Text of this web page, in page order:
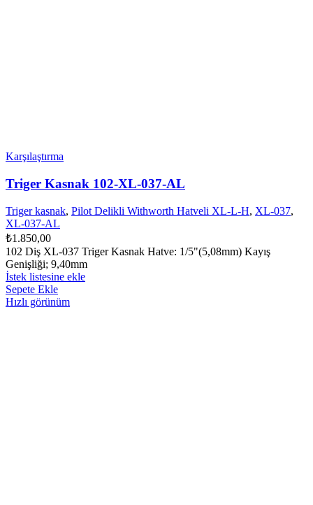
Karşılaştırma
Triger Kasnak 102-XL-037-AL
Triger kasnak, Pilot Delikli Withworth Hatveli XL-L-H, XL-037,
XL-037-AL
₺1.850,00
102 Diş XL-037 Triger Kasnak Hatve: 1/5"(5,08mm) Kayış
Genişliği; 9,40mm
İstek listesine ekle
Sepete Ekle
Hızlı görünüm